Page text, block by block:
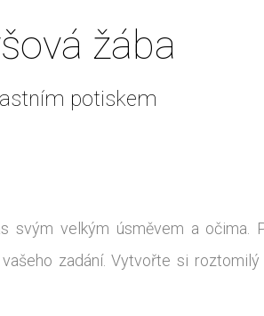
žába
potiskem
velkým úsměvem a očima.
zadání. Vytvořte si